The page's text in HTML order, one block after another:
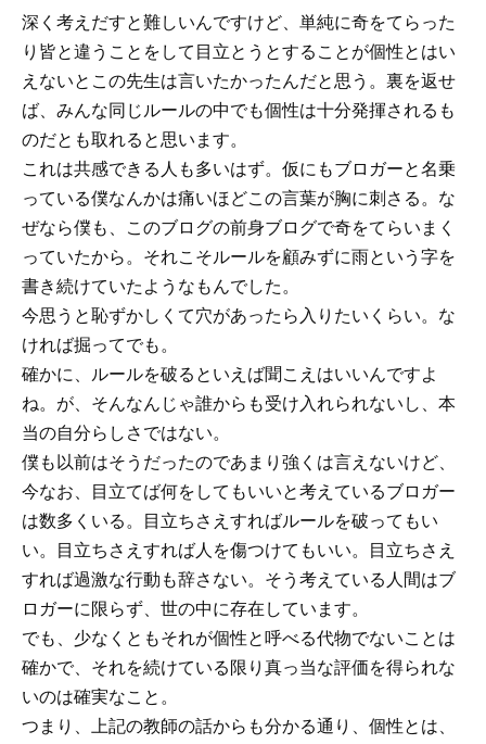
深く考えだすと難しいんですけど、単純に奇をてらった
り皆と違うことをして目立とうとすることが個性とはい
えないとこの先生は言いたかったんだと思う。裏を返せ
ば、みんな同じルールの中でも個性は十分発揮されるも
のだとも取れると思います。
これは共感できる人も多いはず。仮にもブロガーと名乗
っている僕なんかは痛いほどこの言葉が胸に刺さる。な
ぜなら僕も、このブログの前身ブログで奇をてらいまく
っていたから。それこそルールを顧みずに雨という字を
書き続けていたようなもんでした。
今思うと恥ずかしくて穴があったら入りたいくらい。な
ければ掘ってでも。
確かに、ルールを破るといえば聞こえはいいんですよ
ね。が、そんなんじゃ誰からも受け入れられないし、本
当の自分らしさではない。
僕も以前はそうだったのであまり強くは言えないけど、
今なお、目立てば何をしてもいいと考えているブロガー
は数多くいる。目立ちさえすればルールを破ってもい
い。目立ちさえすれば人を傷つけてもいい。目立ちさえ
すれば過激な行動も辞さない。そう考えている人間はブ
ロガーに限らず、世の中に存在しています。
でも、少なくともそれが個性と呼べる代物でないことは
確かで、それを続けている限り真っ当な評価を得られな
いのは確実なこと。
つまり、上記の教師の話からも分かる通り、個性とは、